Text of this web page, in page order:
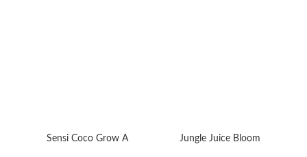
Sensi Coco Grow A Jungle Juice Bloom